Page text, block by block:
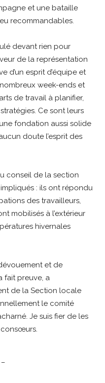
et une bataille
recommandables.
devant rien pour
de la représentation
d’un esprit d’équipe et
week-ends et
de travail à planifier,
Ce sont leurs
fondation aussi solide
doute l’esprit des
conseil de la section
: ils ont répondu
des travailleurs,
mobilisés à l’extérieur
hivernales
et de
fait preuve, a
de la Section locale
le comité
Je suis fier de les
consœurs.